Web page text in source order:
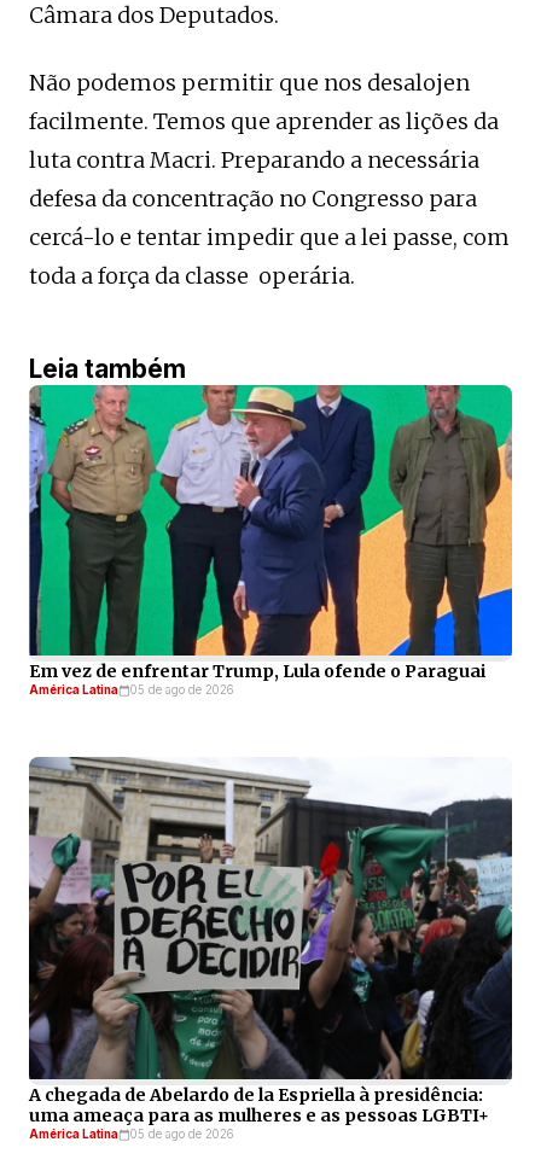
Câmara dos Deputados.
Não podemos permitir que nos desalojen
facilmente. Temos que aprender as lições da
luta contra Macri. Preparando a necessária
defesa da concentração no Congresso para
cercá-lo e tentar impedir que a lei passe, com
toda a força da classe operária.
Leia também
Em vez de enfrentar Trump, Lula ofende o Paraguai
América Latina 05 de ago de 2026
A chegada de Abelardo de la Espriella à presidência:
uma ameaça para as mulheres e as pessoas LGBTI+
América Latina 05 de ago de 2026